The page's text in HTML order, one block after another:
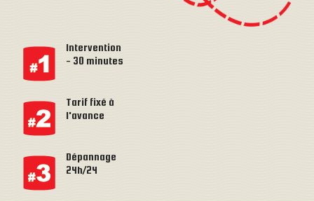
Intervention
- 30 minutes
Tarif fixé à
l'avance
Dépannage
24h/24